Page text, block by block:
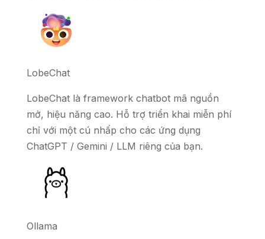
LobeChat
LobeChat là framework chatbot mã nguồn
mở, hiệu năng cao. Hỗ trợ triển khai miễn phí
chỉ với một cú nhấp cho các ứng dụng
ChatGPT / Gemini / LLM riêng của bạn.
Ollama